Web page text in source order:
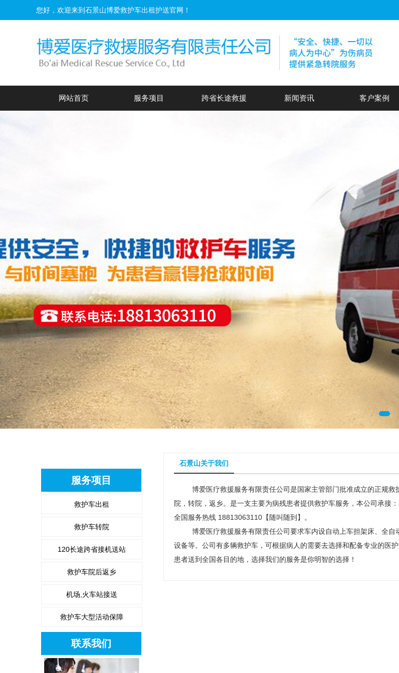
您好，欢迎来到石景山博爱救护车出租护送官网！
网站首页 服务项目 跨省长途救援 新闻资讯 客户案例
服务项目
救护车出租
救护车转院
120长途跨省接机送站
救护车院后返乡
机场,火车站接送
救护车大型活动保障
联系我们
石景山关于我们
博爱医疗救援服务有限责任公司是国家主管部门批准成立的正规救
院，转院，返乡。是一支主要为病残患者提供救护车服务，本公司承接
全国服务热线 18813063110【随叫随到】。
博爱医疗救援服务有限责任公司要求车内设自动上车担架床、全自
设备等。公司有多辆救护车，可根据病人的需要去选择和配备专业的医
患者送到全国各目的地，选择我们的服务是你明智的选择！